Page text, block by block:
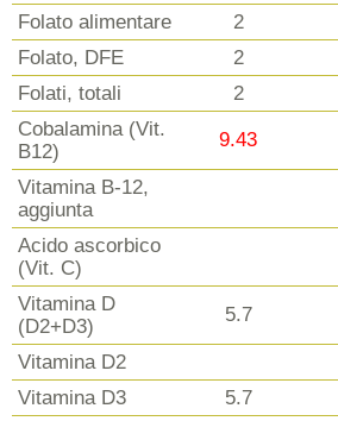
Folato alimentare 2
Folato, DFE
2
Folati, totali
2
Cobalamina (Vit.
B12)
9.43
Vitamina B-12,
aggiunta
Acido ascorbico
(Vit. C)
Vitamina D
(D2+D3)
5.7
Vitamina D2
Vitamina D3
5.7